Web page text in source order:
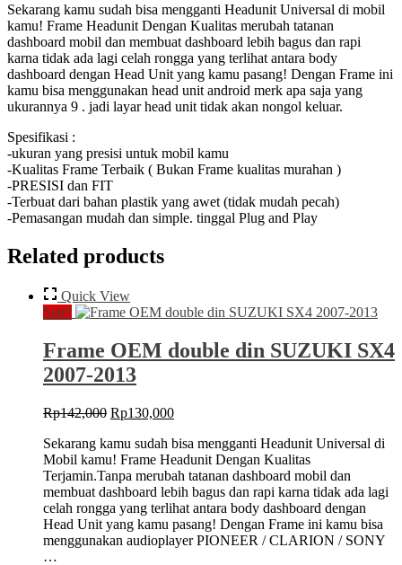
Sekarang kamu sudah bisa mengganti Headunit Universal di mobil
kamu! Frame Headunit Dengan Kualitas merubah tatanan
dashboard mobil dan membuat dashboard lebih bagus dan rapi
karna tidak ada lagi celah rongga yang terlihat antara body
dashboard dengan Head Unit yang kamu pasang! Dengan Frame ini
kamu bisa menggunakan head unit android merk apa saja yang
ukurannya 9 . jadi layar head unit tidak akan nongol keluar.
Spesifikasi :
-ukuran yang presisi untuk mobil kamu
-Kualitas Frame Terbaik ( Bukan Frame kualitas murahan )
-PRESISI dan FIT
-Terbuat dari bahan plastik yang awet (tidak mudah pecah)
-Pemasangan mudah dan simple. tinggal Plug and Play
Related products
Quick View
Sale!
Frame OEM double din SUZUKI SX4
2007-2013
Rp142,000 Original
was:
Rp142,000.
Rp130,000Current
is:
Rp130,000.
Sekarang kamu sudah bisa mengganti Headunit Universal di
Mobil kamu! Frame Headunit Dengan Kualitas
Terjamin.Tanpa merubah tatanan dashboard mobil dan
membuat dashboard lebih bagus dan rapi karna tidak ada lagi
celah rongga yang terlihat antara body dashboard dengan
Head Unit yang kamu pasang! Dengan Frame ini kamu bisa
menggunakan audioplayer PIONEER / CLARION / SONY
…